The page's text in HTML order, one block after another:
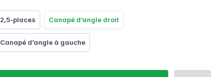
2,5-places Canapé d'angle droit
Canapé d'angle à gauche